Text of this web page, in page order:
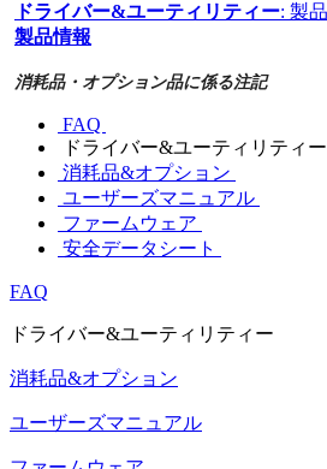
ドライバー&ユーティリティー: 製
製品情報
消耗品・オプション品に係る注記
FAQ
ドライバー&ユーティリティー
消耗品&オプション
ユーザーズマニュアル
ファームウェア
安全データシート
FAQ
ドライバー&ユーティリティー
消耗品&オプション
ユーザーズマニュアル